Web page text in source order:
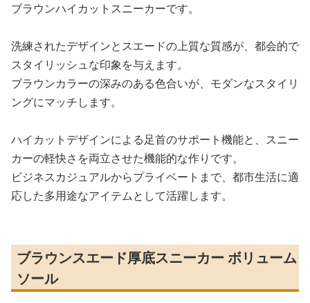
ブラウンハイカットスニーカーです。
洗練されたデザインとスエードの上質な質感が、都会的で
スタイリッシュな印象を与えます。
ブラウンカラーの深みのある色合いが、モダンなスタイリ
ングにマッチします。
ハイカットデザインによる足首のサポート機能と、スニー
カーの軽快さを両立させた機能的な作りです。
ビジネスカジュアルからプライベートまで、都市生活に適
応した多用途なアイテムとして活躍します。
ブラウンスエード厚底スニーカー ボリューム
ソール